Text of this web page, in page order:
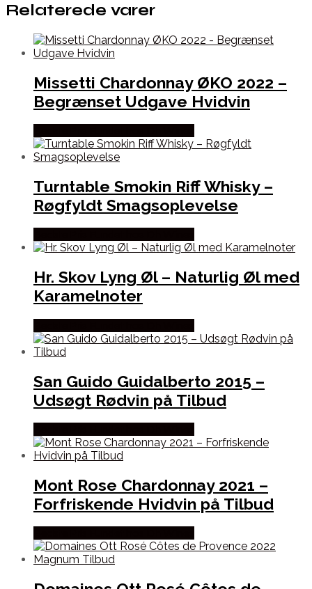
Relaterede varer
Missetti Chardonnay ØKO 2022 –
Begrænset Udgave Hvidvin
Turntable Smokin Riff Whisky –
Røgfyldt Smagsoplevelse
Hr. Skov Lyng Øl – Naturlig Øl med
Karamelnoter
San Guido Guidalberto 2015 –
Udsøgt Rødvin på Tilbud
Mont Rose Chardonnay 2021 –
Forfriskende Hvidvin på Tilbud